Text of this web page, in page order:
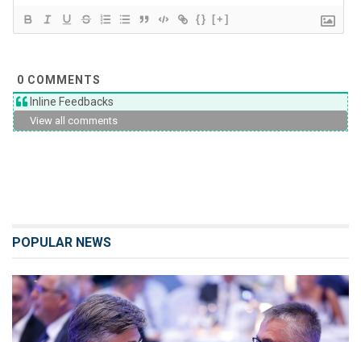
{} [+]
0 COMMENTS
Inline Feedbacks
View all comments
POPULAR NEWS